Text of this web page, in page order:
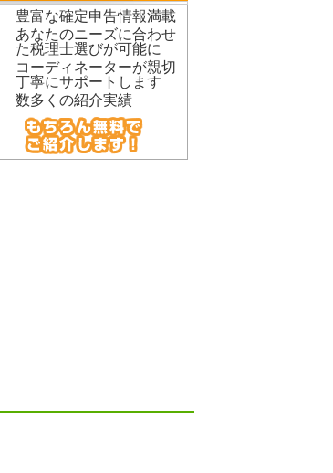
豊富な確定申告情報満載
あなたのニーズに合わせ
た税理士選びが可能に
コーディネーターが親切
丁寧にサポートします
数多くの紹介実績